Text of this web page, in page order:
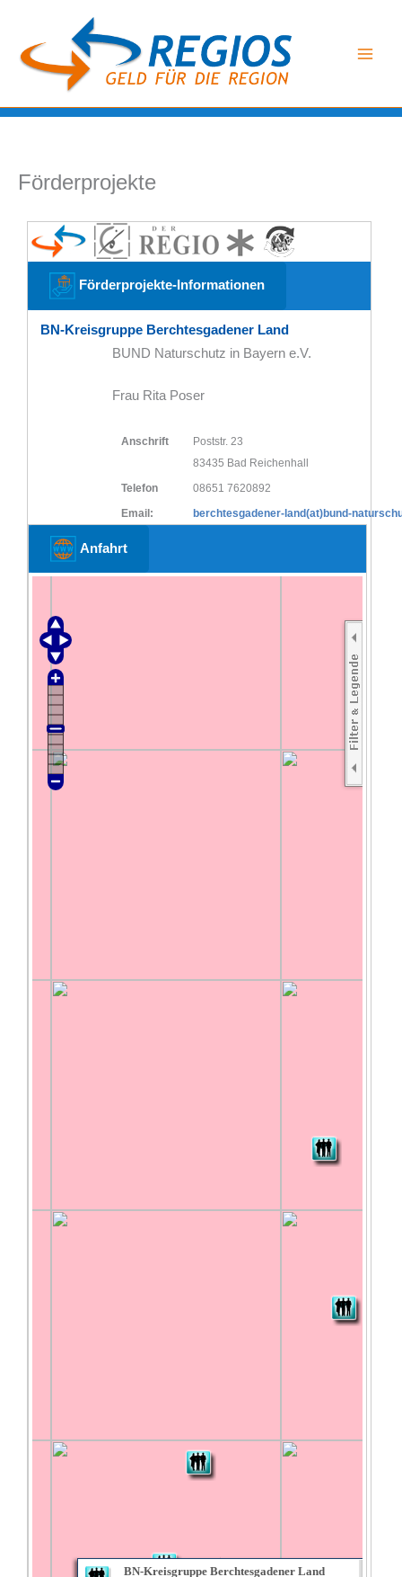
springen
Förderprojekte
Förderprojekte-Informationen
BN-Kreisgruppe Berchtesgadener Land
BUND Naturschutz in Bayern e.V.
Frau Rita Poser
Anschrift
Poststr. 23
83435 Bad Reichenhall
Telefon
08651 7620892
Email:
berchtesgadener-land(at)bund-
Anfahrt